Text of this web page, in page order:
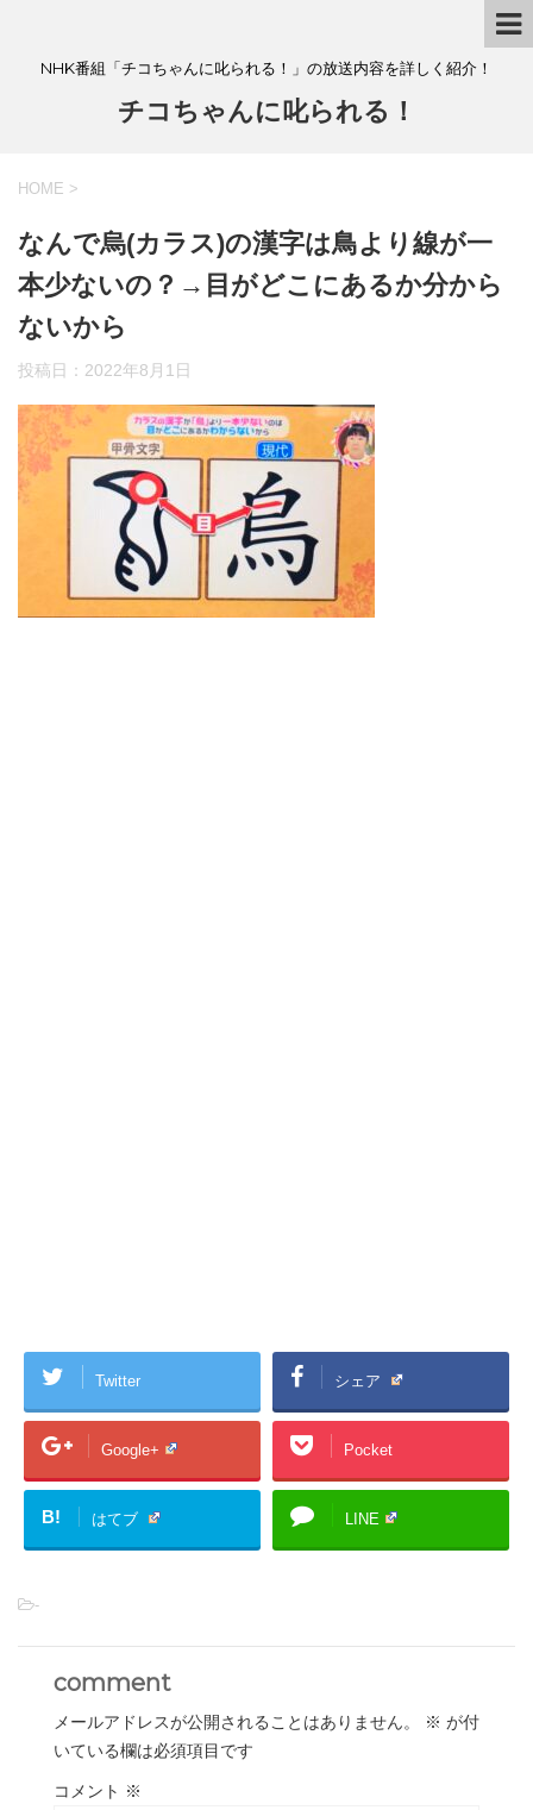
NHK番組「チコちゃんに叱られる！」の放送内容を詳しく紹介！
チコちゃんに叱られる！
HOME >
なんで烏(カラス)の漢字は鳥より線が一
本少ないの？→目がどこにあるか分から
ないから
投稿日： 2022年8月1日
Twitter シェア
Google+ Pocket
B! はてブ LINE
-
comment
メールアドレスが公開されることはありません。 ※ が付
いている欄は必須項目です
コメント ※